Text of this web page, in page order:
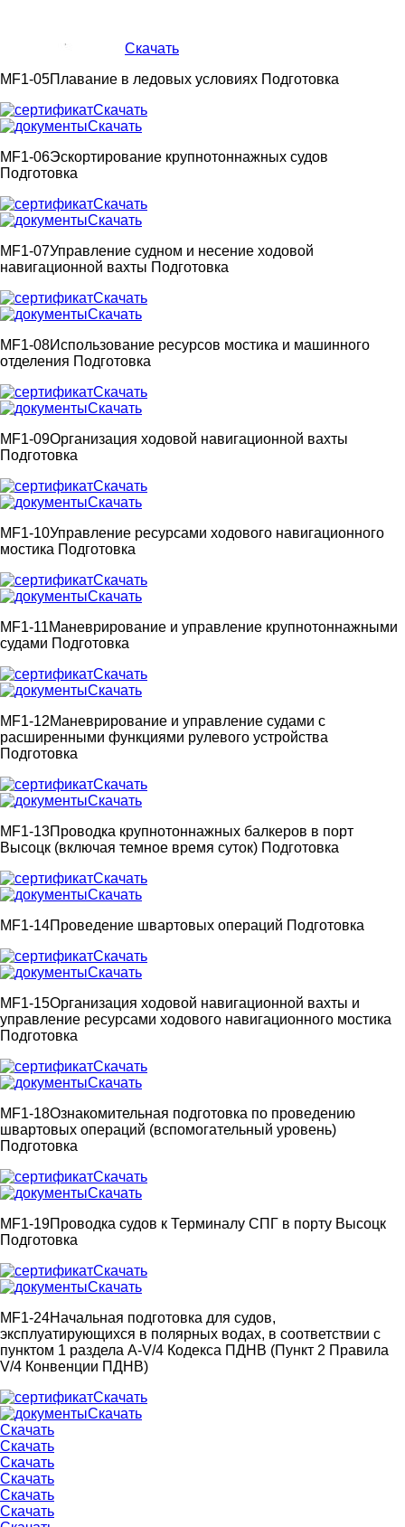
Скачать
MF1-05Плавание в ледовых условиях Подготовка
Скачать
Скачать
MF1-06Эскортирование крупнотоннажных судов
Подготовка
Скачать
Скачать
MF1-07Управление судном и несение ходовой
навигационной вахты Подготовка
Скачать
Скачать
MF1-08Использование ресурсов мостика и машинного
отделения Подготовка
Скачать
Скачать
MF1-09Организация ходовой навигационной вахты
Подготовка
Скачать
Скачать
MF1-10Управление ресурсами ходового навигационного
мостика Подготовка
Скачать
Скачать
MF1-11Маневрирование и управление крупнотоннажными
судами Подготовка
Скачать
Скачать
MF1-12Маневрирование и управление судами с
расширенными функциями рулевого устройства
Подготовка
Скачать
Скачать
MF1-13Проводка крупнотоннажных балкеров в порт
Высоцк (включая темное время суток) Подготовка
Скачать
Скачать
MF1-14Проведение швартовых операций Подготовка
Скачать
Скачать
MF1-15Организация ходовой навигационной вахты и
управление ресурсами ходового навигационного мостика
Подготовка
Скачать
Скачать
MF1-18Ознакомительная подготовка по проведению
швартовых операций (вспомогательный уровень)
Подготовка
Скачать
Скачать
MF1-19Проводка судов к Терминалу СПГ в порту Высоцк
Подготовка
Скачать
Скачать
MF1-24Начальная подготовка для судов,
эксплуатирующихся в полярных водах, в соответствии с
пунктом 1 раздела A-V/4 Кодекса ПДНВ (Пункт 2 Правила
V/4 Конвенции ПДНВ)
Скачать
Скачать
Скачать
Скачать
Скачать
Скачать
Скачать
Скачать